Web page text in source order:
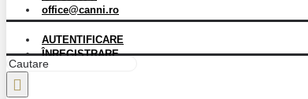
office@canni.ro
AUTENTIFICARE
ÎNREGISTRARE